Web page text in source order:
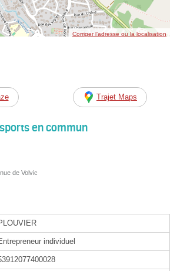
Corriger l’adresse ou la localisation
Trajet Maps
en commun
de Volvic
individuel